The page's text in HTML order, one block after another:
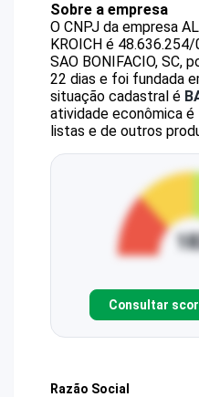
Sobre a empresa
O CNPJ da empresa
KROICH é
SAO BONIFACIO, SC,
22 dias e foi fundada
situação cadastral é
atividade econômica
listas e de outros
Consultar
Razão Social